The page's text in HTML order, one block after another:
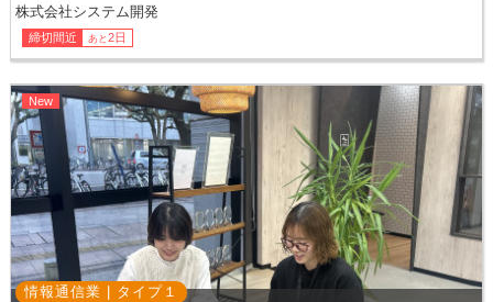
株式会社システム開発
締切間近 あと 2日
情報通信業 | タイプ １
New